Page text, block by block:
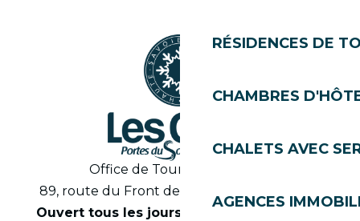
RÉSIDENCES DE
CHAMBRES
CHALETS AVEC
AGENCES
Office de Tourisme des Gets
89, route du Front de Neige 74260 Les Gets
Ouvert tous les jours en saison de 8h30 à